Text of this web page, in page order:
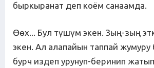
быркыранат деп коём санаамда.
Өөх... Бул түшүм экен. Зың-зың
экен. Ал алапайын таппай
бурч издеп урунуп-беринип